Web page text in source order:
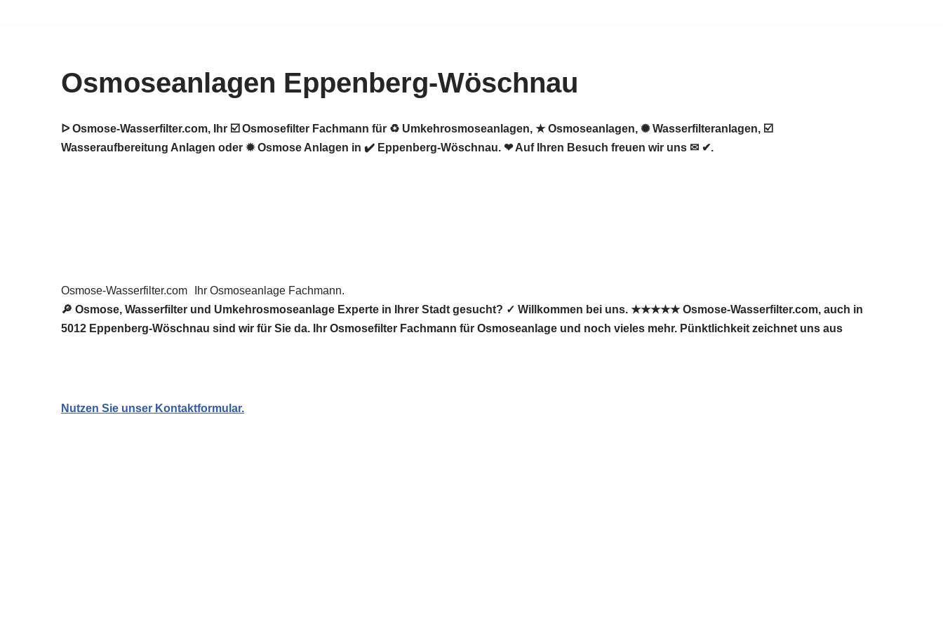
Osmoseanlagen Eppenberg-Wöschnau
ᐅ Osmose-Wasserfilter.com, Ihr ☑️ Osmosefilter Fachmann für ♻ Umkehrosmoseanlagen, ★ Osmoseanlagen, ✺ Wasserfilteranlagen, ☑️
Wasseraufbereitung Anlagen oder ✹ Osmose Anlagen in ✔️ Eppenberg-Wöschnau. ❤ Auf Ihren Besuch freuen wir uns ✉ ✔.
Osmose-Wasserfilter.com
Ihr Osmoseanlage Fachmann.
🔎 Osmose, Wasserfilter und Umkehrosmoseanlage Experte in Ihrer Stadt gesucht? ✓ Willkommen bei uns. ★★★★★ Osmose-Wasserfilter.com, auch in
5012 Eppenberg-Wöschnau sind wir für Sie da. Ihr Osmosefilter Fachmann für Osmoseanlage und noch vieles mehr. Pünktlichkeit zeichnet uns aus
Nutzen Sie unser Kontaktformular.